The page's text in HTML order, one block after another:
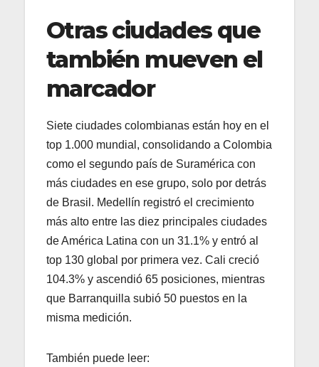
Otras ciudades que
también mueven el
marcador
Siete ciudades colombianas están hoy en el
top 1.000 mundial, consolidando a Colombia
como el segundo país de Suramérica con
más ciudades en ese grupo, solo por detrás
de Brasil. Medellín registró el crecimiento
más alto entre las diez principales ciudades
de América Latina con un 31.1% y entró al
top 130 global por primera vez. Cali creció
104.3% y ascendió 65 posiciones, mientras
que Barranquilla subió 50 puestos en la
misma medición.
También puede leer: